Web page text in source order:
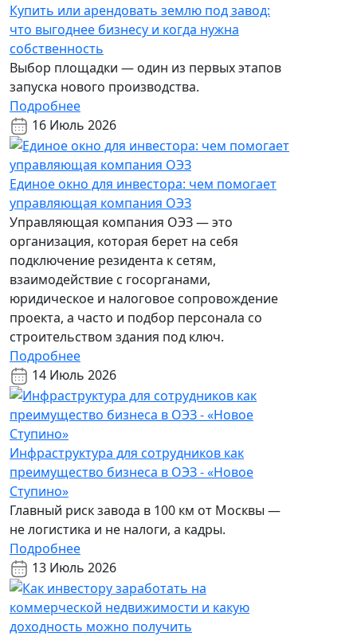
Купить или арендовать землю под завод:
что выгоднее бизнесу и когда нужна
собственность
Выбор площадки — один из первых этапов
запуска нового производства.
Подробнее
16 Июль 2026
Единое окно для инвестора: чем помогает
управляющая компания ОЭЗ
Управляющая компания ОЭЗ — это
организация, которая берет на себя
подключение резидента к сетям,
взаимодействие с госорганами,
юридическое и налоговое сопровождение
проекта, а часто и подбор персонала со
строительством здания под ключ.
Подробнее
14 Июль 2026
Инфраструктура для сотрудников как
преимущество бизнеса в ОЭЗ - «Новое
Ступино»
Главный риск завода в 100 км от Москвы —
не логистика и не налоги, а кадры.
Подробнее
13 Июль 2026